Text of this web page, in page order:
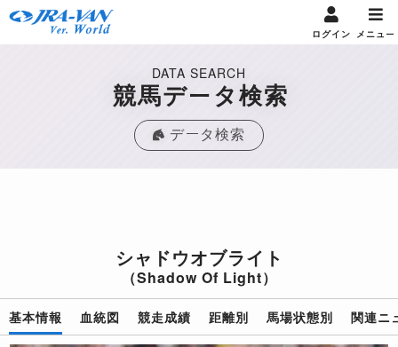
ログイン メニュー
DATA SEARCH
競馬データ検索
データ検索
シャドウオブライト
（Shadow Of Light）
基本情報 血統図 競走成績 距離別 馬場状態別 関連ニ